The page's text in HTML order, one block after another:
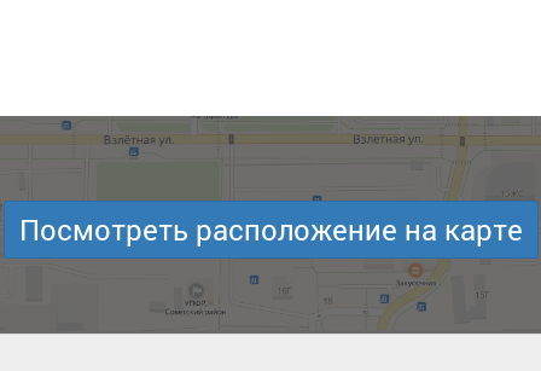
Посмотреть расположение на карте